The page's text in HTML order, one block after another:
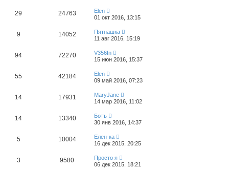
29 24763
Elen
01 окт 2016, 13:15
9 14052
Пятнашка
11 авг 2016, 15:19
94 72270
V356fn
15 июн 2016, 15:37
55 42184
Elen
09 май 2016, 07:23
14 17931
MaryJane
14 мар 2016, 11:02
14 13340
Ботъ
30 янв 2016, 14:37
5 10004
Елен-ка
16 дек 2015, 20:25
3 9580
Просто я
06 дек 2015, 18:21